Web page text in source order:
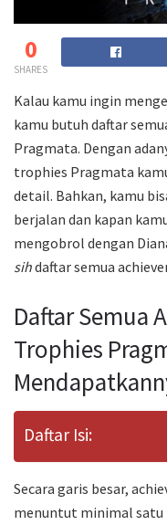
0
SHARES
Kalau kamu ingin
kamu butuh daftar
Pragmata. Dengan
trophies Pragmata
detail. Bahkan, kamu
berjalan dan kapan
mengobrol dengan
sihdaftar semua
Daftar Semua
Trophies
Daftar Isi:
Secara garis besar,
menuntut minimal